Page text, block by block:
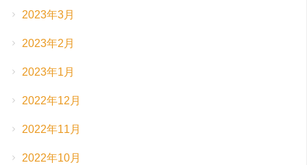
2023年3月
2023年2月
2023年1月
2022年12月
2022年11月
2022年10月